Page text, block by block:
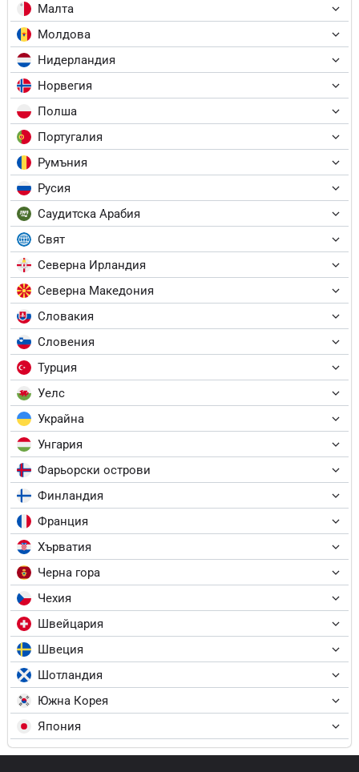
Малта
Молдова
Нидерландия
Норвегия
Полша
Португалия
Румъния
Русия
Саудитска Арабия
Свят
Северна Ирландия
Северна Македония
Словакия
Словения
Турция
Уелс
Украйна
Унгария
Фарьорски острови
Финландия
Франция
Хърватия
Черна гора
Чехия
Швейцария
Швеция
Шотландия
Южна Корея
Япония